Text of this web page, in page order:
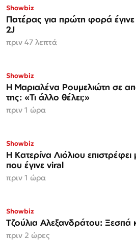
Showbiz
Πατέρας για πρώτη φορά
2J
πριν 47 λεπτά
Showbiz
H Μαριαλένα Ρουμελιώτη σε
της: «Τι άλλο θέλει;»
πριν 1 ώρα
Showbiz
Η Κατερίνα Λιόλιου
που έγινε viral
πριν 1 ώρα
Showbiz
Τζούλια Αλεξανδράτου: Ξεσπά
πριν 2 ώρες